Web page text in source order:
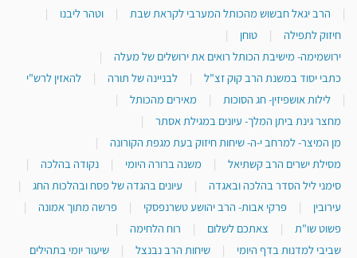
|
הרב יגאל חבשוש מהכותל המערבי לקראת שבת | וטהר ליבנו
|
חיזוק לתפילה
| טוחן
|
ירושמימה- מישיבת הכותל רואים את ירושלים של מעלה
|
כתבי יסוד במשנת הרב קוק זצ"ל
| לבניינה של תורה |
להאזין לרש"י
|
לילות אושפיזין- חג הסוכות | מאירים מהכותל
|
מחצר גינת ביתן המלך- עיונים במגילת אסתר
|
מן המיצר- למרחב י-ה- שיחות חיזוק בעת מגפת הקורונה
|
מסילת ישרים הרב קשתיאל
| משנה ברורה היומי | נקודה בהלכה
|
סימני ליל הסדר בהלכה ובאגדה
| עיונים בהגדה של פסח ובהלכות החג
|
עירובין
| פרקי אבות- הרב יהושע טשרנפסקי | פרשה מתוך אמונה
|
פשוט שו"ת
| צאתכם לשלום | רוח הלחימה
|
שביבי למדנות בדף היומי
| שיחות הרב נבנצל |
שיעור יומי בתהילים